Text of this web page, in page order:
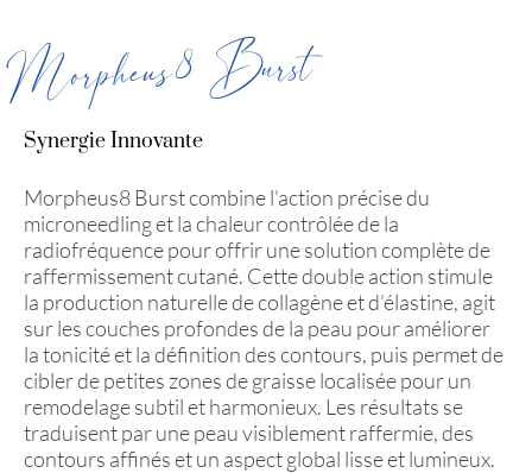
Morpheus8 Burst
Synergie Innovante
Morpheus8 Burst combine l’action précise du
microneedling et la chaleur contrôlée de la
radiofréquence pour offrir une solution complète de
raffermissement cutané. Cette double action stimule
la production naturelle de collagène et d’élastine, agit
sur les couches profondes de la peau pour améliorer
la tonicité et la définition des contours, puis permet de
cibler de petites zones de graisse localisée pour un
remodelage subtil et harmonieux. Les résultats se
traduisent par une peau visiblement raffermie, des
contours affinés et un aspect global lisse et lumineux.